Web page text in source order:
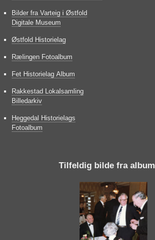
Bilder fra Varteig i Østfold
Digitale Museum
Østfold Historielag
Rælingen Fotoalbum
Fet Historielag Album
Rakkestad Lokalsamling
Billedarkiv
Heggedal Historielags
Fotoalbum
Tilfeldig bilde fra album